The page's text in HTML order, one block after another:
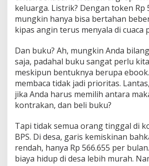
keluarga. Listrik? Dengan token Rp
mungkin hanya bisa bertahan
kipas angin terus menyala di cuaca
Dan buku? Ah, mungkin Anda
saja, padahal buku sangat perlu
meskipun bentuknya berupa
membaca tidak jadi prioritas.
jika Anda harus memilih antara
kontrakan, dan beli buku?
Tapi tidak semua orang tinggal di
BPS. Di desa, garis kemiskinan
rendah, hanya Rp 566.655 per
biaya hidup di desa lebih murah.